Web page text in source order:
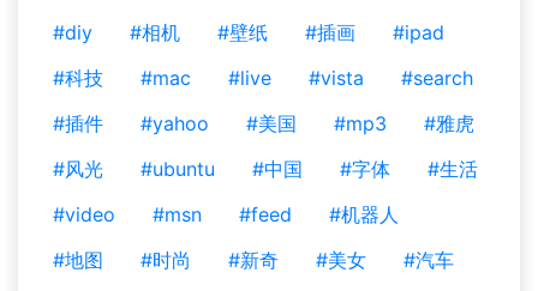
#diy
#相机 #壁纸 #插画
#ipad
#科技
#mac #live #vista
#search
#插件
#yahoo #美国 #mp3
#雅虎
#风光
#ubuntu #中国 #字体
#生活
#video
#msn #feed
#机器人
#地图
#时尚 #新奇 #美女
#汽车